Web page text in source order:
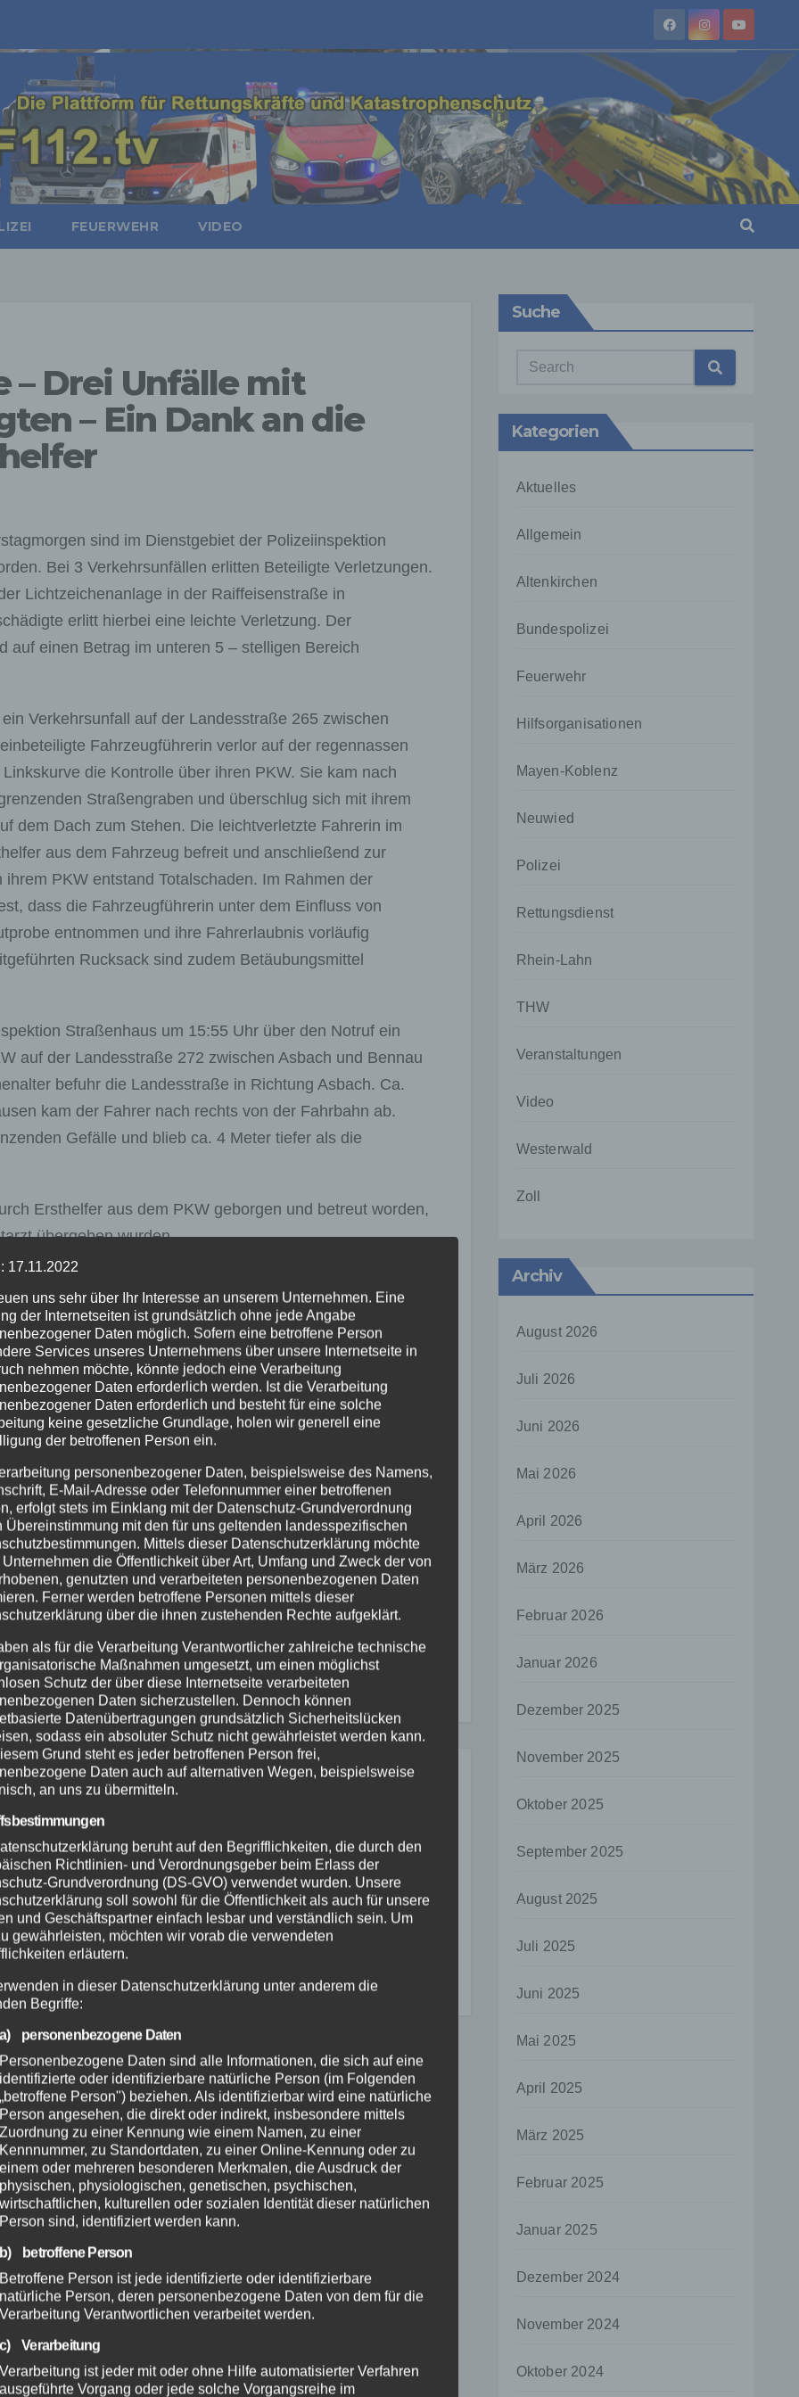
FEUERWEHR VIDEO
– Drei Unfälle mit
– Ein Dank an die
sind im Dienstgebiet der Polizeiinspektion
Bei 3 Verkehrsunfällen erlitten Beteiligte Verletzungen.
Lichtzeichenanlage in der Raiffeisenstraße in
erlitt hierbei eine leichte Verletzung. Der
auf einen Betrag im unteren 5 – stelligen Bereich
Verkehrsunfall auf der Landesstraße 265 zwischen
Fahrzeugführerin verlor auf der regennassen
die Kontrolle über ihren PKW. Sie kam nach
Straßengraben und überschlug sich mit ihrem
dem Dach zum Stehen. Die leichtverletzte Fahrerin im
aus dem Fahrzeug befreit und anschließend zur
PKW entstand Totalschaden. Im Rahmen der
dass die Fahrzeugführerin unter dem Einfluss von
entnommen und ihre Fahrerlaubnis vorläufig
Rucksack sind zudem Betäubungsmittel
Straßenhaus um 15:55 Uhr über den Notruf ein
auf der Landesstraße 272 zwischen Asbach und Bennau
befuhr die Landesstraße in Richtung Asbach. Ca.
kam der Fahrer nach rechts von der Fahrbahn ab.
Gefälle und blieb ca. 4 Meter tiefer als die
Ersthelfer aus dem PKW geborgen und betreut worden,
übergeben wurden.
Krankenhäuser.
vollgesperrt und der Verkehr weiträumig
Rettungskräfte, die freiwilligen Feuerwehren Asbach,
für ihren couragierten Einsatz beim befreien der
den anschließenden Betreuungen an den
Sachschäden.
Habt Ihr die Warnungen bekommen?
mit
NEUWIED
Jahre
System:
50 Einsätze in
Asbach
ALTENKIRCHEN FEUERWEHR
POLIZEI RETTUNGSDIENST
Rauchentwicklung
hinter
Gebäude sorgt für
Feuerwehreinsatz
Suche
Kategorien
Aktuelles
Allgemein
Altenkirchen
Bundespolizei
Feuerwehr
Hilfsorganisationen
Mayen-Koblenz
Neuwied
Polizei
Rettungsdienst
Rhein-Lahn
THW
Veranstaltungen
Video
Westerwald
Zoll
Archiv
August 2026
Juli 2026
Juni 2026
Mai 2026
April 2026
März 2026
Februar 2026
Januar 2026
Dezember 2025
November 2025
Oktober 2025
September 2025
August 2025
Juli 2025
Juni 2025
Mai 2025
April 2025
März 2025
Februar 2025
Januar 2025
Dezember 2024
November 2024
Oktober 2024
17.11.2022
uns sehr über Ihr Interesse an unserem Unternehmen. Eine
der Internetseiten ist grundsätzlich ohne jede Angabe
Daten möglich. Sofern eine betroffene Person
Services unseres Unternehmens über unsere Internetseite in
nehmen möchte, könnte jedoch eine Verarbeitung
Daten erforderlich werden. Ist die Verarbeitung
Daten erforderlich und besteht für eine solche
keine gesetzliche Grundlage, holen wir generell eine
der betroffenen Person ein.
personenbezogener Daten, beispielsweise des Namens,
E-Mail-Adresse oder Telefonnummer einer betroffenen
erfolgt stets im Einklang mit der Datenschutz-Grundverordnung
Übereinstimmung mit den für uns geltenden landesspezifischen
Mittels dieser Datenschutzerklärung möchte
Unternehmen die Öffentlichkeit über Art, Umfang und Zweck der von
genutzten und verarbeiteten personenbezogenen Daten
Ferner werden betroffene Personen mittels dieser
über die ihnen zustehenden Rechte aufgeklärt.
als für die Verarbeitung Verantwortlicher zahlreiche technische
Maßnahmen umgesetzt, um einen möglichst
Schutz der über diese Internetseite verarbeiteten
Daten sicherzustellen. Dennoch können
Datenübertragungen grundsätzlich Sicherheitslücken
sodass ein absoluter Schutz nicht gewährleistet werden kann.
Grund steht es jeder betroffenen Person frei,
Daten auch auf alternativen Wegen, beispielsweise
an uns zu übermitteln.
beruht auf den Begrifflichkeiten, die durch den
Richtlinien- und Verordnungsgeber beim Erlass der
Grundverordnung (DS-GVO) verwendet wurden. Unsere
soll sowohl für die Öffentlichkeit als auch für unsere
und Geschäftspartner einfach lesbar und verständlich sein. Um
gewährleisten, möchten wir vorab die verwendeten
erläutern.
in dieser Datenschutzerklärung unter anderem die
Begriffe:
a) personenbezogene Daten
Personenbezogene Daten sind alle Informationen, die sich auf eine
identifizierte oder identifizierbare natürliche Person (im Folgenden
„betroffene Person") beziehen. Als identifizierbar wird eine natürliche
Person angesehen, die direkt oder indirekt, insbesondere mittels
Zuordnung zu einer Kennung wie einem Namen, zu einer
Kennnummer, zu Standortdaten, zu einer Online-Kennung oder zu
einem oder mehreren besonderen Merkmalen, die Ausdruck der
physischen, physiologischen, genetischen, psychischen,
wirtschaftlichen, kulturellen oder sozialen Identität dieser natürlichen
Person sind, identifiziert werden kann.
b) betroffene Person
Betroffene Person ist jede identifizierte oder identifizierbare
natürliche Person, deren personenbezogene Daten von dem für die
Verarbeitung Verantwortlichen verarbeitet werden.
c) Verarbeitung
Verarbeitung ist jeder mit oder ohne Hilfe automatisierter Verfahren
ausgeführte Vorgang oder jede solche Vorgangsreihe im